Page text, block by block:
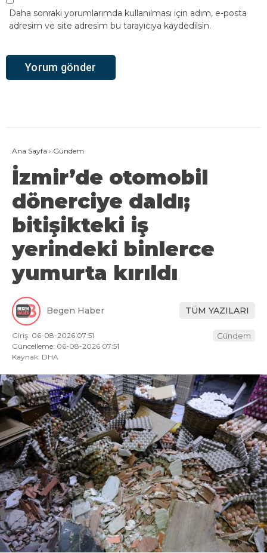
Daha sonraki yorumlarımda kullanılması için adım, e-posta
adresim ve site adresim bu tarayıcıya kaydedilsin.
Ana Sayfa › Gündem
İzmir’de otomobil
dönerciye daldı;
bitişikteki iş
yerindeki binlerce
yumurta kırıldı
Begen Haber TÜM YAZILARI
Giriş: 06-08-2026 07:51
Güncelleme: 06-08-2026 07:51
Kaynak: DHA
Gündem